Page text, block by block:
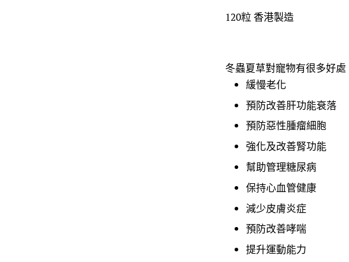
120粒 香港製造
冬蟲夏草對寵物有很多好處
緩慢老化
預防改善肝功能衰落
預防惡性腫瘤細胞
強化及改善腎功能
幫助管理糖尿病
保持心血管健康
減少皮膚炎症
預防改善哮喘
提升運動能力